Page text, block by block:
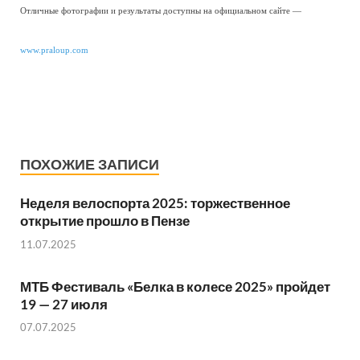
Отличные фотографии и результаты доступны на официальном сайте —
www.praloup.com
ПОХОЖИЕ ЗАПИСИ
Неделя велоспорта 2025: торжественное
открытие прошло в Пензе
11.07.2025
МТБ Фестиваль «Белка в колесе 2025» пройдет
19 — 27 июля
07.07.2025